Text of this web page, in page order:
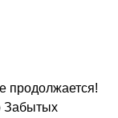
продолжается!
Забытых